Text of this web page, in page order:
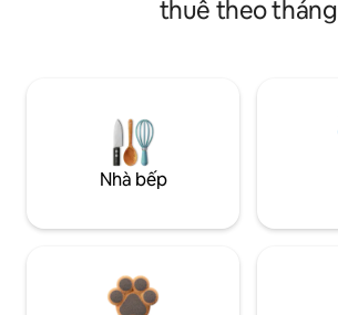
thuê theo tháng
Nhà bếp